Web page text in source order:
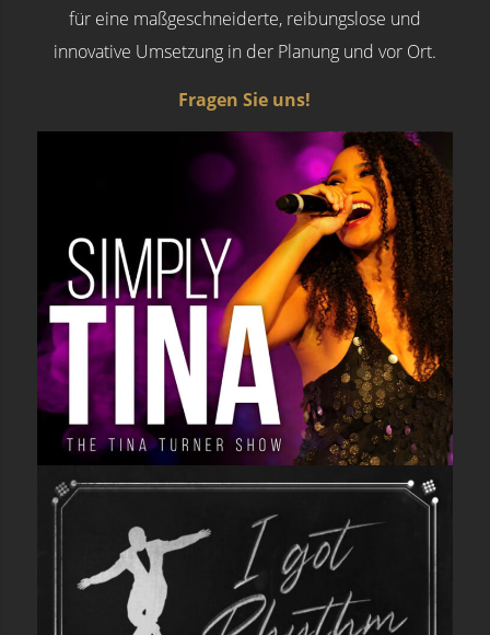
für eine maßgeschneiderte, reibungslose und
innovative Umsetzung in der Planung und vor Ort.
Fragen Sie uns!